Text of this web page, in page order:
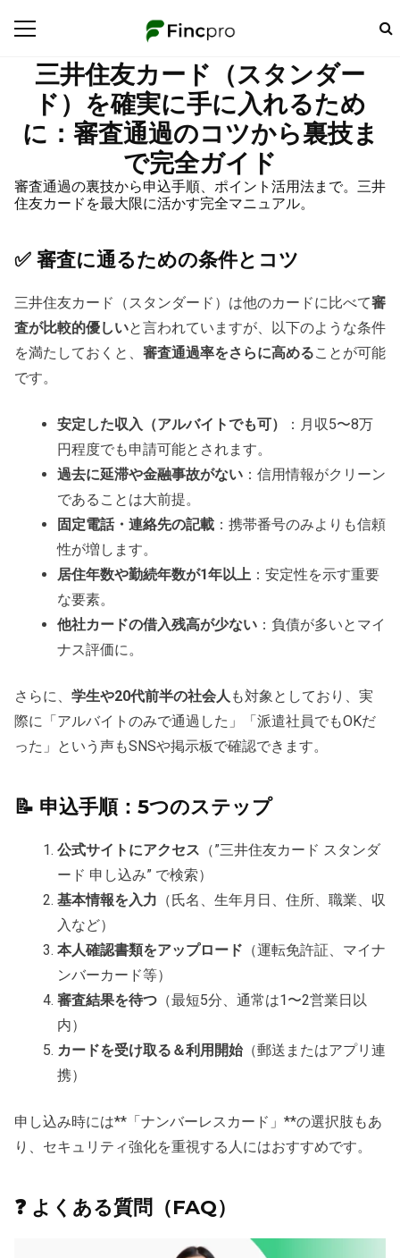
三井住友カード（スタンダー
ド）を確実に手に入れるため
に：審査通過のコツから裏技ま
で完全ガイド
審査通過の裏技から申込手順、ポイント活用法まで。三井
住友カードを最大限に活かす完全マニュアル。
✅ 審査に通るための条件とコツ
三井住友カード（スタンダード）は他のカードに比べて審
査が比較的優しいと言われていますが、以下のような条件
を満たしておくと、 審査通過率をさらに高めることが可能
です。
安定した収入（アルバイトでも可）
：月収5〜8万
円程度でも申請可能とされます。
過去に延滞や金融事故がない ：信用情報がクリーン
であることは大前提。
固定電話・連絡先の記載 ：携帯番号のみよりも信頼
性が増します。
居住年数や勤続年数が1年以上 ：安定性を示す重要
な要素。
他社カードの借入残高が少ない ：負債が多いとマイ
ナス評価に。
さらに、 学生や20代前半の社会人 も対象としており、実
際に「アルバイトのみで通過した」「派遣社員でもOKだ
った」という声もSNSや掲示板で確認できます。
📝 申込手順：5つのステップ
公式サイトにアクセス （”三井住友カード スタンダ
ード 申し込み” で検索）
基本情報を入力 （氏名、生年月日、住所、職業、収
入など）
本人確認書類をアップロード （運転免許証、マイナ
ンバーカード等）
審査結果を待つ （最短5分、通常は1〜2営業日以
内）
カードを受け取る＆利用開始（郵送またはアプリ連
携）
申し込み時には**「ナンバーレスカード」**の選択肢もあ
り、セキュリティ強化を重視する人にはおすすめです。
❓ よくある質問（FAQ）